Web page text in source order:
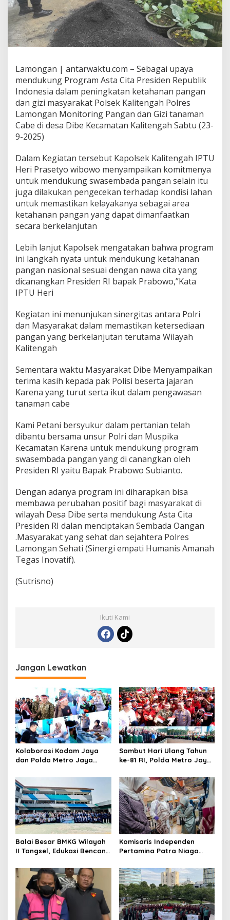
Lamongan | antarwaktu.com – Sebagai upaya
mendukung Program Asta Cita Presiden Republik
Indonesia dalam peningkatan ketahanan pangan
dan gizi masyarakat Polsek Kalitengah Polres
Lamongan Monitoring Pangan dan Gizi tanaman
Cabe di desa Dibe Kecamatan Kalitengah Sabtu (23-
9-2025)
Dalam Kegiatan tersebut Kapolsek Kalitengah IPTU
Heri Prasetyo wibowo menyampaikan komitmenya
untuk mendukung swasembada pangan selain itu
juga dilakukan pengecekan terhadap kondisi lahan
untuk memastikan kelayakanya sebagai area
ketahanan pangan yang dapat dimanfaatkan
secara berkelanjutan
Lebih lanjut Kapolsek mengatakan bahwa program
ini langkah nyata untuk mendukung ketahanan
pangan nasional sesuai dengan nawa cita yang
dicanangkan Presiden RI bapak Prabowo,”Kata
IPTU Heri
Kegiatan ini menunjukan sinergitas antara Polri
dan Masyarakat dalam memastikan ketersediaan
pangan yang berkelanjutan terutama Wilayah
Kalitengah
Sementara waktu Masyarakat Dibe Menyampaikan
terima kasih kepada pak Polisi beserta jajaran
Karena yang turut serta ikut dalam pengawasan
tanaman cabe
Kami Petani bersyukur dalam pertanian telah
dibantu bersama unsur Polri dan Muspika
Kecamatan Karena untuk mendukung program
swasembada pangan yang di canangkan oleh
Presiden RI yaitu Bapak Prabowo Subianto.
Dengan adanya program ini diharapkan bisa
membawa perubahan positif bagi masyarakat di
wilayah Desa Dibe serta mendukung Asta Cita
Presiden RI dalan menciptakan Sembada Oangan
.Masyarakat yang sehat dan sejahtera Polres
Lamongan Sehati (Sinergi empati Humanis Amanah
Tegas Inovatif).
(Sutrisno)
Ikuti Kami
Jangan Lewatkan
Kolaborasi Kodam Jaya
dan Polda Metro Jaya
Sambut Hari Ulang Tahun
ke-81 RI, Polda Metro Jaya
Balai Besar BMKG Wilayah
II Tangsel, Edukasi Bencana
kepada pelajar UPTD SMPN
23
Komisaris Independen
Pertamina Patra Niaga
Mitra Binaan dengan
Sentuhan Kemanusiaan dan
Keberlanjutan